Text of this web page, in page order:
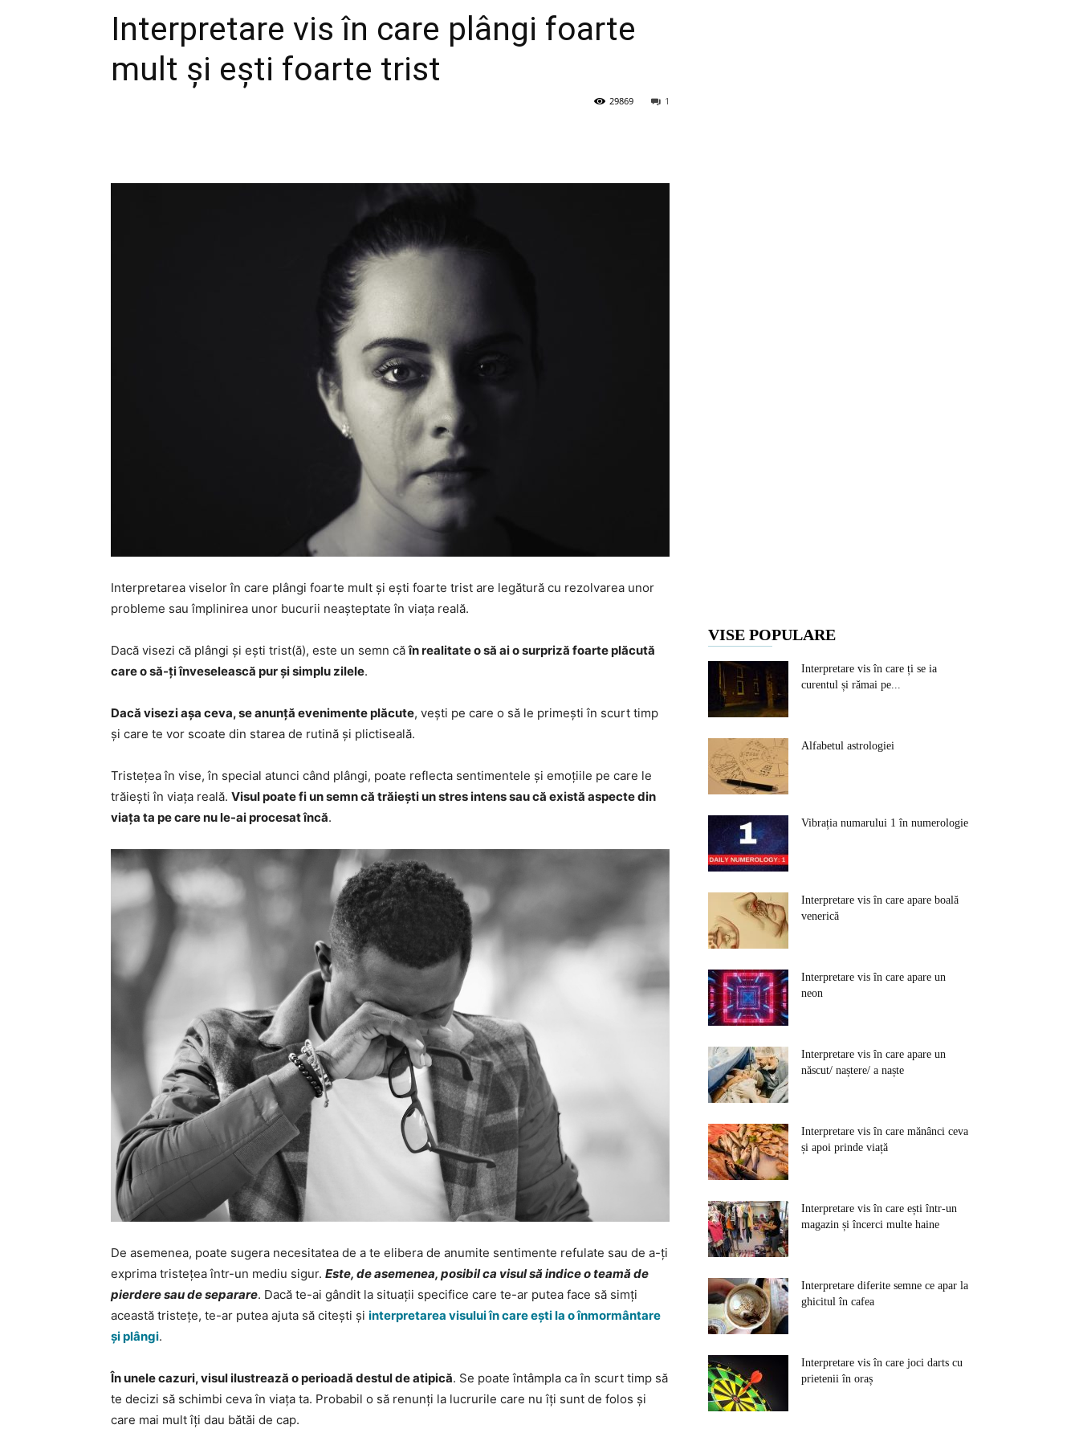
Interpretare vis în care plângi foarte
mult și ești foarte trist
1
29869
Interpretarea viselor în care plângi foarte mult și ești foarte trist are legătură cu rezolvarea unor
probleme sau împlinirea unor bucurii neașteptate în viața reală.
Dacă visezi că plângi și ești trist(ă), este un semn căîn realitate o să ai o surpriză foarte plăcută
care o să-ți înveselească pur și simplu zilele.
Dacă visezi așa ceva, se anunță evenimente plăcute, vești pe care o să le primești în scurt timp
și care te vor scoate din starea de rutină și plictiseală.
Tristețea în vise, în special atunci când plângi, poate reflecta sentimentele și emoțiile pe care le
trăiești în viața reală. Visul poate fi un semn că trăiești un stres intens sau că există aspecte din
viața ta pe care nu le-ai procesat încă.
De asemenea, poate sugera necesitatea de a te elibera de anumite sentimente refulate sau de a-ți
exprima tristețea într-un mediu sigur. Este, de asemenea, posibil ca visul să indice o teamă de
pierdere sau de separare. Dacă te-ai gândit la situații specifice care te-ar putea face să simți
această tristețe, te-ar putea ajuta să citești și interpretarea visului în care ești la o înmormântare
și plângi.
În unele cazuri, visul ilustrează o perioadă destul de atipică. Se poate întâmpla ca în scurt timp să
te decizi să schimbi ceva în viața ta. Probabil o să renunți la lucrurile care nu îți sunt de folos și
care mai mult îți dau bătăi de cap.
VISE POPULARE
Interpretare vis în care ți se ia
curentul și rămai pe...
Alfabetul astrologiei
Vibrația numarului 1 în numerologie
Interpretare vis în care apare boală
venerică
Interpretare vis în care apare un
neon
Interpretare vis în care apare un
născut/ naștere/ a naște
Interpretare vis în care mănânci ceva
și apoi prinde viață
Interpretare vis în care ești într-un
magazin și încerci multe haine
Interpretare diferite semne ce apar la
ghicitul în cafea
Interpretare vis în care joci darts cu
prietenii în oraș